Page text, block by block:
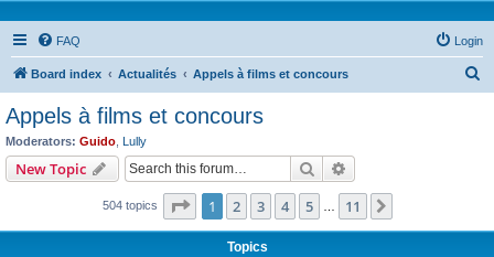
FAQ Login
Board index Actualités Appels à films et concours
Appels à films et concours
Moderators: Guido Lully
New Topic Search
504 topics Page 1of 11
1 2 3 4 5 11
Topics